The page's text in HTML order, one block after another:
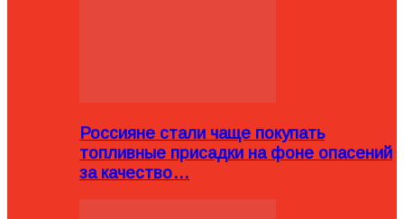
Россияне стали чаще покупать
топливные присадки на фоне опасений
за качество…